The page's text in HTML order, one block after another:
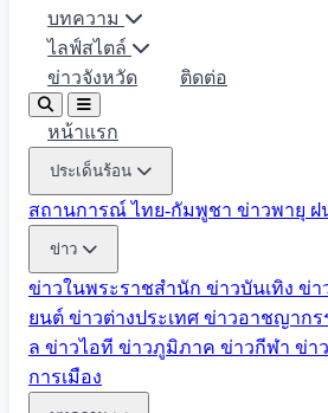
บทความ
ไลฟ์สไตล์
ข่าวจังหวัด
ติดต่อ
หน้าแรก
ประเด็นร้อน
สถานการณ์ ไทย-กัมพูชา ข่าวพายุ ฝ
ข่าว
ข่าวในพระราชสำนัก ข่าวบันเทิง ข่า
ยนต์ ข่าวต่างประเทศ ข่าวอาชญากร
ล ข่าวไอที ข่าวภูมิภาค ข่าวกีฬา ข่า
การเมือง